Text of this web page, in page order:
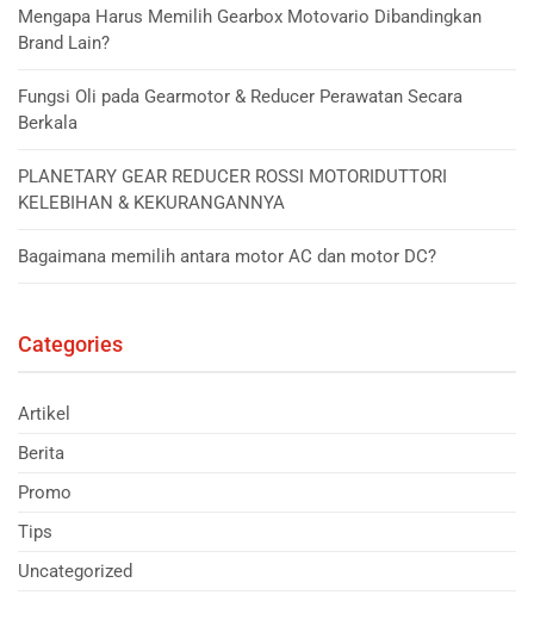
Mengapa Harus Memilih Gearbox Motovario Dibandingkan
Brand Lain?
Fungsi Oli pada Gearmotor & Reducer Perawatan Secara
Berkala
PLANETARY GEAR REDUCER ROSSI MOTORIDUTTORI
KELEBIHAN & KEKURANGANNYA
Bagaimana memilih antara motor AC dan motor DC?
Categories
Artikel
Berita
Promo
Tips
Uncategorized